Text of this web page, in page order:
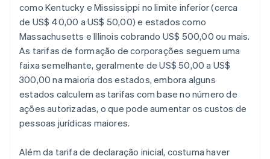
como Kentucky e Mississippi no limite inferior (cerca
de US$ 40,00 a US$ 50,00) e estados como
Massachusetts e Illinois cobrando US$ 500,00 ou mais.
As tarifas de formação de corporações seguem uma
faixa semelhante, geralmente de US$ 50,00 a US$
300,00 na maioria dos estados, embora alguns
estados calculem as tarifas com base no número de
ações autorizadas, o que pode aumentar os custos de
pessoas jurídicas maiores.
Além da tarifa de declaração inicial, costuma haver